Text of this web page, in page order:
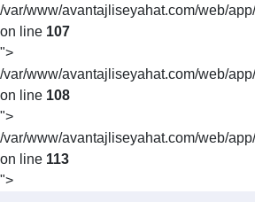
/var/www/avantajliseyahat.com/web/
on line 107
">
/var/www/avantajliseyahat.com/web/
on line 108
">
/var/www/avantajliseyahat.com/web/
on line 113
">